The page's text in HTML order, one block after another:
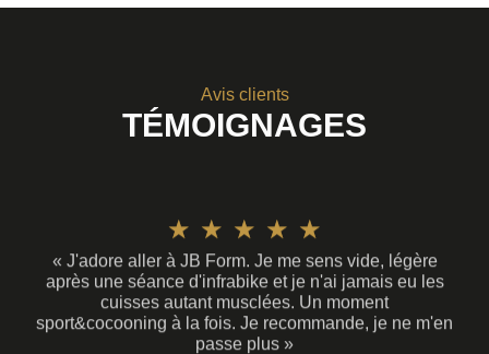
Avis clients
TÉMOIGNAGES
★ ★ ★ ★ ★
o
t
« J'adore aller à JB Form. Je me sens vide, légère
après une séance d'infrabike et je n'ai jamais eu les
cuisses autant musclées. Un moment
sport&cocooning à la fois. Je recommande, je ne m'en
passe plus »